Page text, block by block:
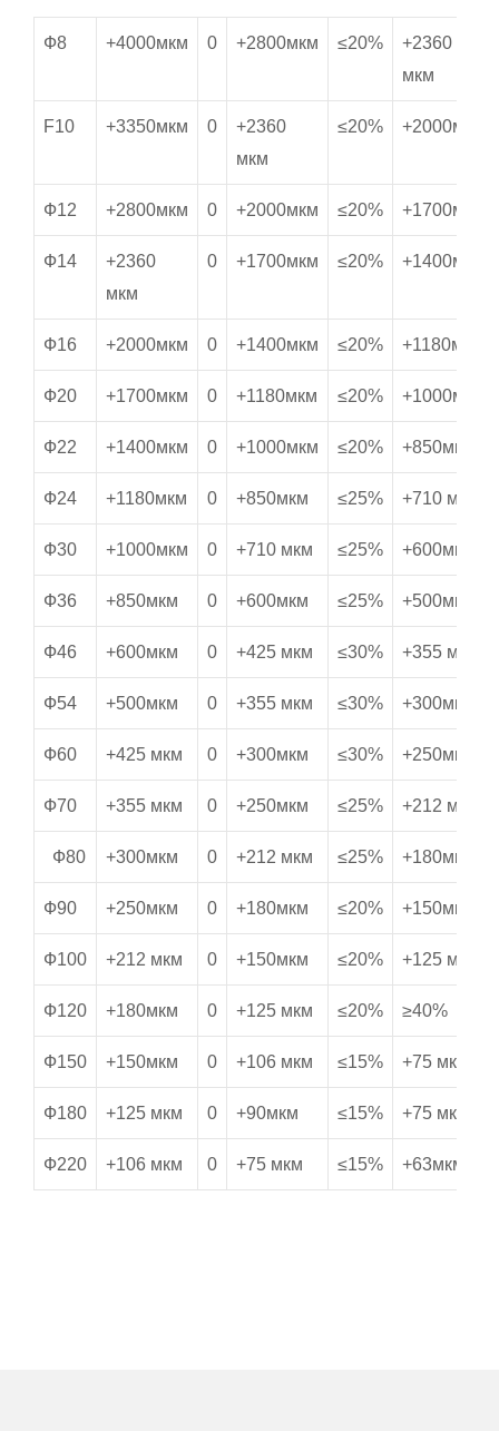
Ф8 +4000мкм 0 +2800мкм ≤20%
+2360
мкм
F10 +3350мкм 0
+2360
мкм
≤20% +2000мкм
Ф12 +2800мкм 0 +2000мкм ≤20% +1700мкм
Ф14
+2360
мкм
0 +1700мкм ≤20% +1400мкм
Ф16 +2000мкм 0 +1400мкм ≤20% +1180мкм
Ф20 +1700мкм 0 +1180мкм ≤20% +1000мкм
Ф22 +1400мкм 0 +1000мкм ≤20% +850мкм
Ф24 +1180мкм 0 +850мкм ≤25% +710 мкм
Ф30 +1000мкм 0 +710 мкм ≤25% +600мкм
Ф36 +850мкм 0 +600мкм ≤25% +500мкм
Ф46 +600мкм 0 +425 мкм ≤30% +355 мкм
Ф54 +500мкм 0 +355 мкм ≤30% +300мкм
Ф60 +425 мкм 0 +300мкм ≤30% +250мкм
Ф70 +355 мкм 0 +250мкм ≤25% +212 мкм
Ф80 +300мкм 0 +212 мкм ≤25% +180мкм
Ф90 +250мкм 0 +180мкм ≤20% +150мкм
Ф100 +212 мкм 0 +150мкм ≤20% +125 мкм
Ф120 +180мкм 0 +125 мкм ≤20% ≥40%
Ф150 +150мкм 0 +106 мкм ≤15% +75 мкм
Ф180 +125 мкм 0 +90мкм ≤15% +75 мкм
Ф220 +106 мкм 0 +75 мкм ≤15% +63мкм